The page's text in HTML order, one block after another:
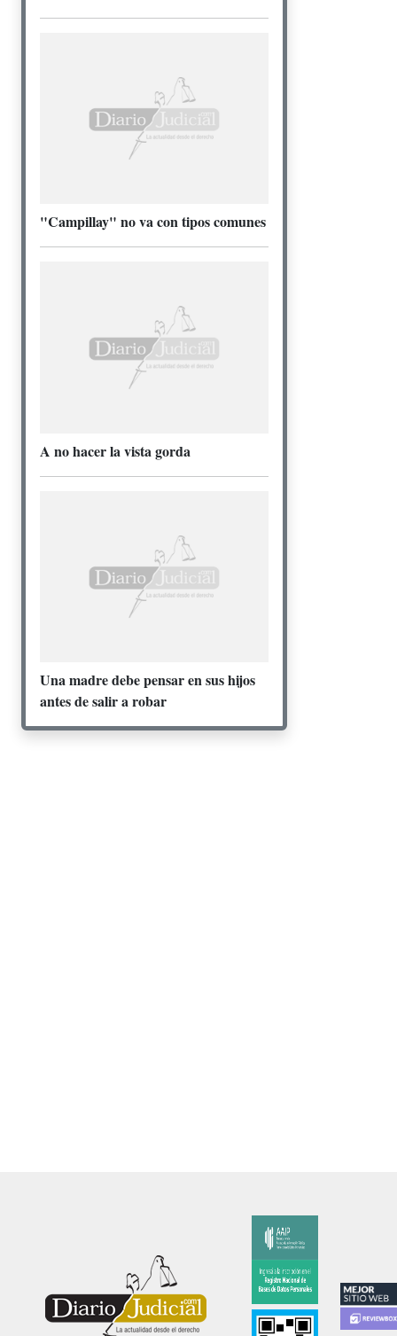
"Campillay" no va con tipos comunes
A no hacer la vista gorda
Una madre debe pensar en sus hijos
antes de salir a robar